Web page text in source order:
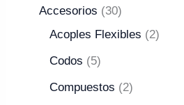
Accesorios
30
Acoples Flexibles
2
Codos 5
Compuestos 2